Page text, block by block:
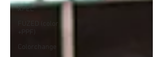
XPEL
FUZED (color
+PPF)
Colorchange